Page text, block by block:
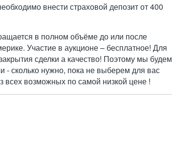
внести страховой депозит от 400
в полном объёме до или после
Участие в аукционе – бесплатное! Для
сделки а качество! Поэтому мы будем
- сколько нужно, пока не выберем для вас
всех возможных по самой низкой цене !